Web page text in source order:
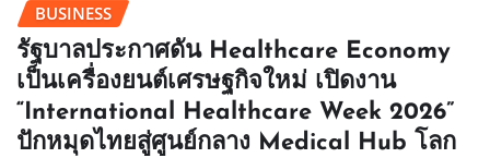
BUSINESS
รัฐบาลประกาศดัน Healthcare Economy
เป็นเครื่องยนต์เศรษฐกิจใหม่ เปิดงาน
“International Healthcare Week 2026”
ปักหมุดไทยสู่ศูนย์กลาง Medical Hub โลก